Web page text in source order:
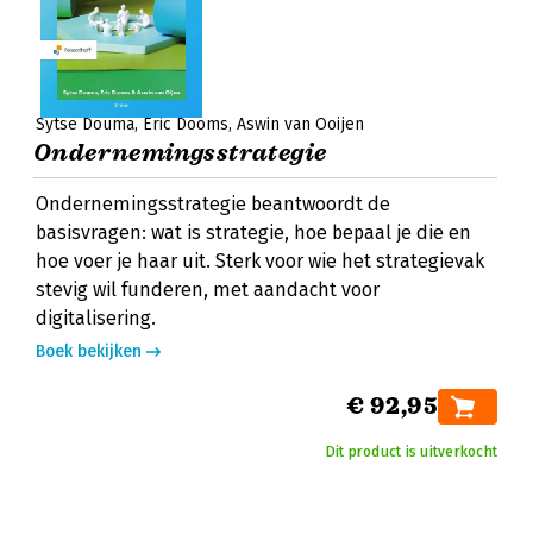
Sytse Douma Eric Dooms Aswin van Ooijen
Ondernemingsstrategie
Ondernemingsstrategie beantwoordt de
basisvragen: wat is strategie, hoe bepaal je die en
hoe voer je haar uit. Sterk voor wie het strategievak
stevig wil funderen, met aandacht voor
digitalisering.
Boek bekijken
€ 92,95
Dit product is uitverkocht